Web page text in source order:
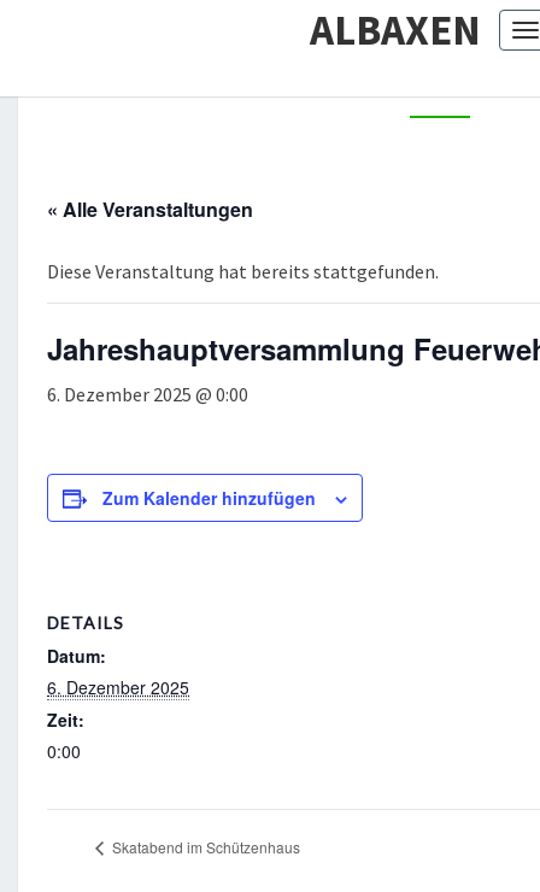
ALBAXEN
« Alle Veranstaltungen
Diese Veranstaltung hat bereits stattgefunden.
Jahreshauptversammlung
6. Dezember 2025 @ 0:00
Zum Kalender hinzufügen
DETAILS
Datum:
6. Dezember 2025
Zeit:
0:00
Skatabend im Schützenhaus